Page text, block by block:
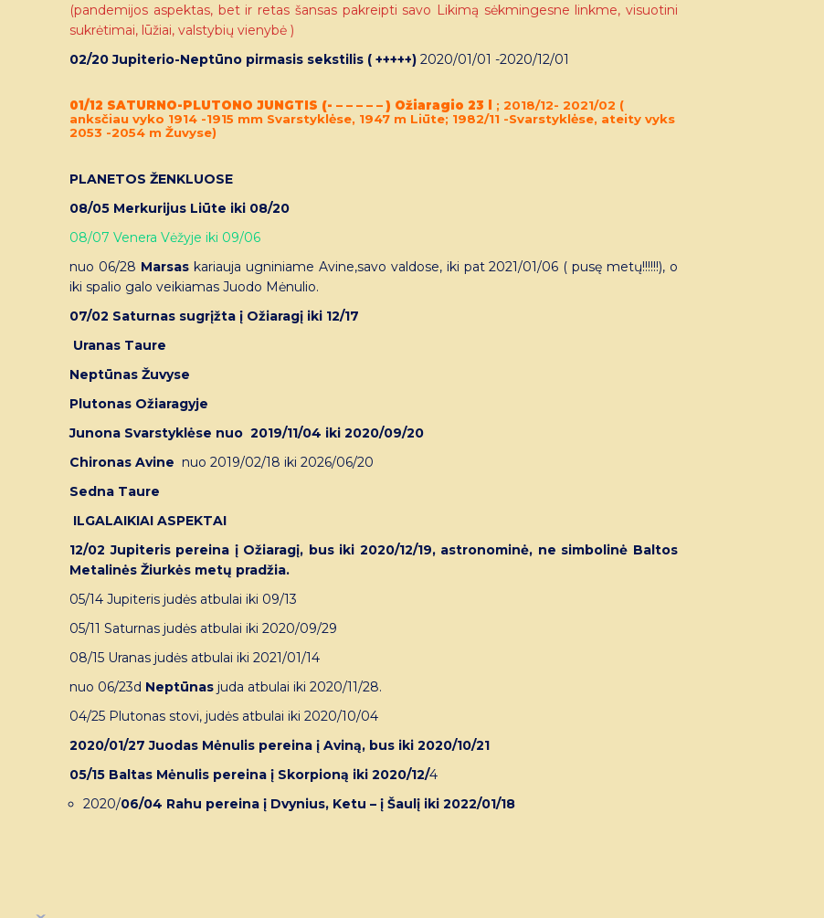
(pandemijos aspektas, bet ir retas šansas pakreipti savo Likimą sėkmingesne linkme, visuotini
sukrėtimai, lūžiai, valstybių vienybė )
02/20 Jupiterio-Neptūno pirmasis sekstilis ( +++++)2020/01/01 -2020/12/01
01/12 SATURNO-PLUTONO JUNGTIS (- – – – – – ) Ožiaragio 23 l
; 2018/12- 2021/02 (
anksčiau vyko 1914 -1915 mm Svarstyklėse, 1947 m Liūte; 1982/11 -Svarstyklėse, ateity vyks
2053 -2054 m Žuvyse)
PLANETOS ŽENKLUOSE
08/05 Merkurijus Liūte iki 08/20
08/07 Venera Vėžyje iki 09/06
nuo 06/28 Marsas kariauja ugniniame Avine,savo valdose, iki pat 2021/01/06 ( pusę metų!!!!!!), o
iki spalio galo veikiamas Juodo Mėnulio.
07/02 Saturnas sugrįžta į Ožiaragį iki 12/17
Uranas Taure
Neptūnas Žuvyse
Plutonas Ožiaragyje
Junona Svarstyklėse nuo 2019/11/04 iki 2020/09/20
Chironas Avine nuo 2019/02/18 iki 2026/06/20
Sedna Taure
ILGALAIKIAI ASPEKTAI
12/02 Jupiteris pereina į Ožiaragį, bus iki 2020/12/19, astronominė, ne simbolinė Baltos
Metalinės Žiurkės metų pradžia.
05/14 Jupiteris judės atbulai iki 09/13
05/11 Saturnas judės atbulai iki 2020/09/29
08/15 Uranas judės atbulai iki 2021/01/14
nuo 06/23d Neptūnas juda atbulai iki 2020/11/28.
04/25 Plutonas stovi, judės atbulai iki 2020/10/04
2020/01/27 Juodas Mėnulis pereina į Aviną, bus iki 2020/10/21
05/15 Baltas Mėnulis pereina į Skorpioną iki 2020/12/4
2020/06/04 Rahu pereina į Dvynius, Ketu – į Šaulį iki 2022/01/18